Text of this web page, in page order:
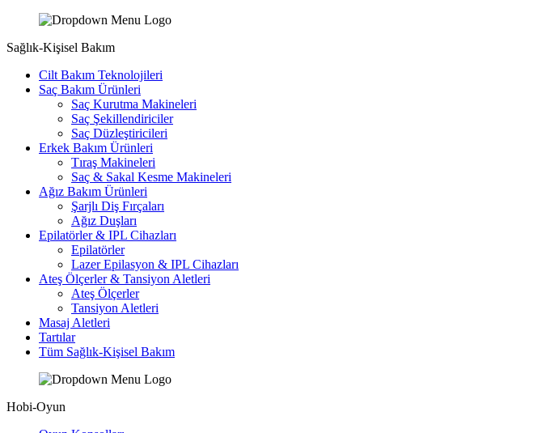
Sağlık-Kişisel Bakım
Cilt Bakım Teknolojileri
Saç Bakım Ürünleri
Saç Kurutma Makineleri
Saç Şekillendiriciler
Saç Düzleştiricileri
Erkek Bakım Ürünleri
Tıraş Makineleri
Saç & Sakal Kesme Makineleri
Ağız Bakım Ürünleri
Şarjlı Diş Fırçaları
Ağız Duşları
Epilatörler & IPL Cihazları
Epilatörler
Lazer Epilasyon & IPL Cihazları
Ateş Ölçerler & Tansiyon Aletleri
Ateş Ölçerler
Tansiyon Aletleri
Masaj Aletleri
Tartılar
Tüm Sağlık-Kişisel Bakım
Hobi-Oyun